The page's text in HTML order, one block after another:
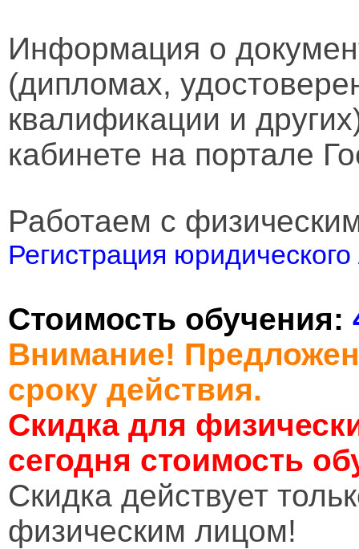
Информация о
(дипломах,
квалификации и
кабинете на портале
Работаем с
Регистрация
Стоимость обучения:
Внимание!
сроку действия.
Скидка для
сегодня стоимость
Cкидка действует
физическим лицом!